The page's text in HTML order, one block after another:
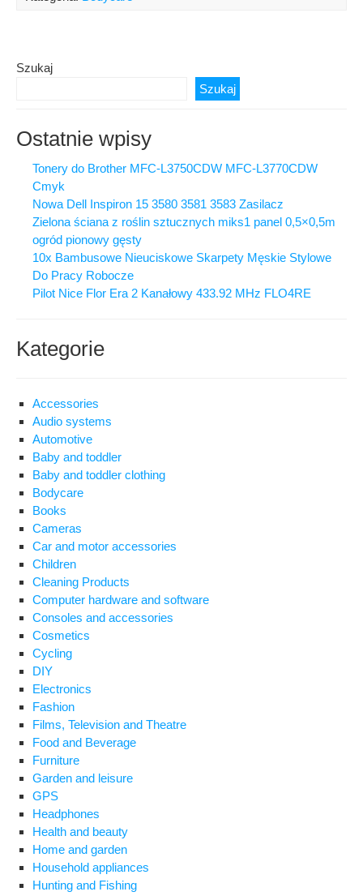
Szukaj
Szukaj
Ostatnie wpisy
Tonery do Brother MFC-L3750CDW MFC-L3770CDW
Cmyk
Nowa Dell Inspiron 15 3580 3581 3583 Zasilacz
Zielona ściana z roślin sztucznych miks1 panel 0,5×0,5m
ogród pionowy gęsty
10x Bambusowe Nieuciskowe Skarpety Męskie Stylowe
Do Pracy Robocze
Pilot Nice Flor Era 2 Kanałowy 433.92 MHz FLO4RE
Kategorie
Accessories
Audio systems
Automotive
Baby and toddler
Baby and toddler clothing
Bodycare
Books
Cameras
Car and motor accessories
Children
Cleaning Products
Computer hardware and software
Consoles and accessories
Cosmetics
Cycling
DIY
Electronics
Fashion
Films, Television and Theatre
Food and Beverage
Furniture
Garden and leisure
GPS
Headphones
Health and beauty
Home and garden
Household appliances
Hunting and Fishing